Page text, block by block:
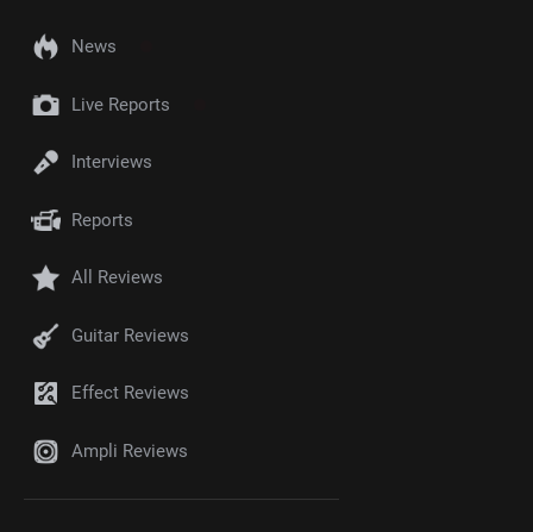
News
Live Reports
Interviews
Reports
All Reviews
Guitar Reviews
Effect Reviews
Ampli Reviews